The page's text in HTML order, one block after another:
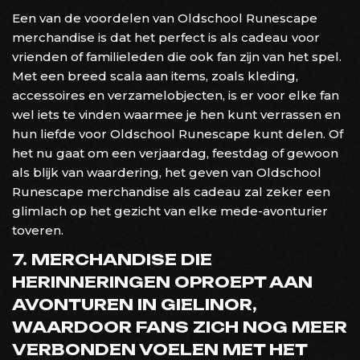
Een van de voordelen van Oldschool Runescape
merchandise is dat het perfect is als cadeau voor
vrienden of familieleden die ook fan zijn van het spel.
Met een breed scala aan items, zoals kleding,
accessoires en verzamelobjecten, is er voor elke fan
wel iets te vinden waarmee je hen kunt verrassen en
hun liefde voor Oldschool Runescape kunt delen. Of
het nu gaat om een verjaardag, feestdag of gewoon
als blijk van waardering, het geven van Oldschool
Runescape merchandise als cadeau zal zeker een
glimlach op het gezicht van elke mede-avonturier
toveren.
7. MERCHANDISE DIE
HERINNERINGEN OPROEPT AAN
AVONTUREN IN GIELINOR,
WAARDOOR FANS ZICH NOG MEER
VERBONDEN VOELEN MET HET